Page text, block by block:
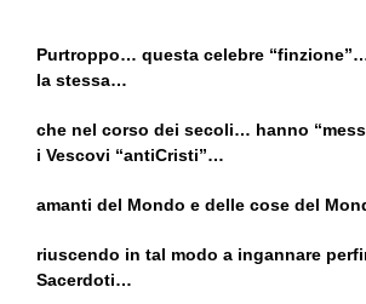
Purtroppo… questa celebre
la stessa…
che nel corso dei secoli… hanno
i Vescovi “antiCristi”…
amanti del Mondo e delle cose del
riuscendo in tal modo a ingannare
Sacerdoti…